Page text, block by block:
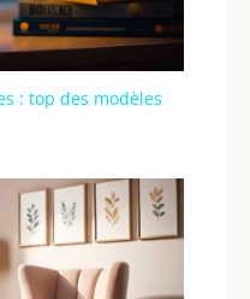
: top des modèles